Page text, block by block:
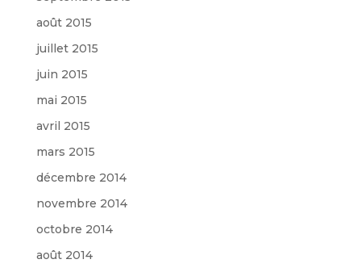
août 2015
juillet 2015
juin 2015
mai 2015
avril 2015
mars 2015
décembre 2014
novembre 2014
octobre 2014
août 2014